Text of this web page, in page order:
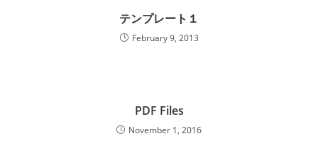
テンプレート１
February 9, 2013
PDF Files
November 1, 2016